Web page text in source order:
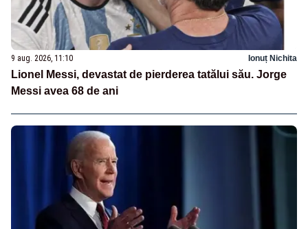
9 aug. 2026, 11:10 Ionuț Nichita
Lionel Messi, devastat de pierderea tatălui său. Jorge
Messi avea 68 de ani